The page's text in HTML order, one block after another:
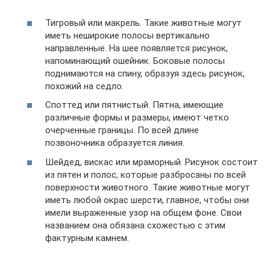
Тигровый или макрель. Такие животные могут
иметь неширокие полосы вертикально
направленные. На шее появляется рисунок,
напоминающий ошейник. Боковые полосы
поднимаются на спину, образуя здесь рисунок,
похожий на седло.
Споттед или пятнистый. Пятна, имеющие
различные формы и размеры, имеют четко
очерченные границы. По всей длине
позвоночника образуется линия.
Шейдед, вискас или мраморный. Рисунок состоит
из пятен и полос, которые разбросаны по всей
поверхности животного. Такие животные могут
иметь любой окрас шерсти, главное, чтобы они
имели выраженные узор на общем фоне. Свои
названием она обязана схожестью с этим
фактурным камнем.